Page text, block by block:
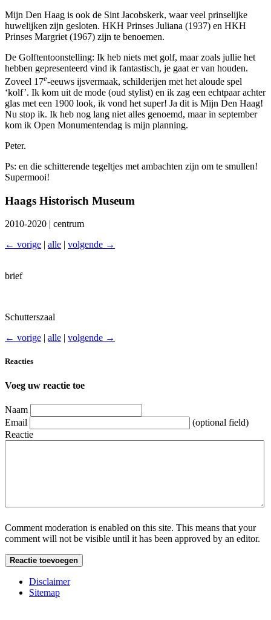
Mijn Den Haag is ook de Sint Jacobskerk, waar veel prinselijke
huwelijken zijn gesloten. HKH Prinses Juliana (1937) en HKH
Prinses Margriet (1967) zijn te benoemen.
De Golftentoonstelling: Ik heb niets met golf, maar zoals jullie het
hebben gepresenteerd vind ik fantastisch, je gaat er van houden.
Zoveel 17e-eeuws ijsvermaak, schilderijen met het aloude spel
‘kolf’. Ik kom uit de mode (oud stylist) en ik zag een echtpaar achter
glas met een 1900 look, ik vond het super! Ja dit is Mijn Den Haag!
Nu stop ik. Ik heb nog lang niet alles genoemd, maar in september
kom ik Open Monumentendag is mijn planning.
Peter.
Ps: en die schitterende tegeltjes met ambachten zijn om te smullen!
Supermooi!
Haags Historisch Museum
2010-2020 | centrum
← vorige | alle | volgende →
brief
Schutterszaal
← vorige | alle | volgende →
Reacties
Voeg uw reactie toe
Naam
Email
(optional field)
Reactie
Comment moderation is enabled on this site. This means that your
comment will not be visible until it has been approved by an editor.
Disclaimer
Sitemap